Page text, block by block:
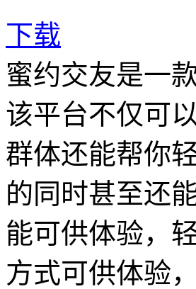
下载
蜜约交友是一
该平台不仅可
群体还能帮你
的同时甚至还
能可供体验，
方式可供体验